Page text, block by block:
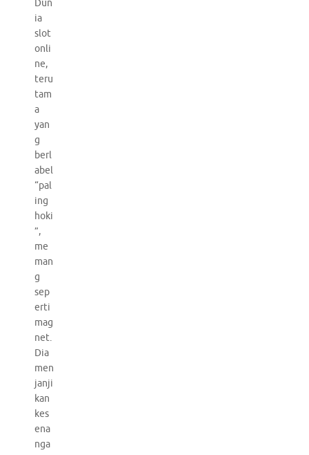
Dun
ia
slot
onli
ne,
teru
tam
a
yan
g
berl
abel
“pal
ing
hoki
”,
me
man
g
sep
erti
mag
net.
Dia
men
janji
kan
kes
ena
nga